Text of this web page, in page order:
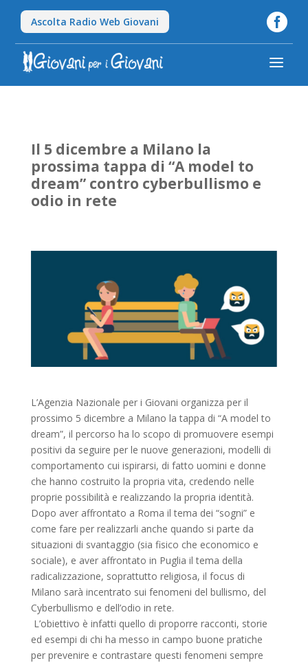
Ascolta Radio Web Giovani 
a
Il 5 dicembre a Milano la
prossima tappa di “A model to
dream” contro cyberbullismo e
odio in rete
L’Agenzia Nazionale per i Giovani organizza per il
prossimo 5 dicembre a Milano la tappa di “A model to
dream”, il percorso ha lo scopo di promuovere esempi
positivi da seguire per le nuove generazioni, modelli di
comportamento cui ispirarsi, di fatto uomini e donne
che hanno costruito la propria vita, credendo nelle
proprie possibilità e realizzando la propria identità.
Dopo aver affrontato a Roma il tema dei “sogni” e
come fare per realizzarli anche quando si parte da
situazioni di svantaggio (sia fisico che economico e
sociale), e aver affrontato in Puglia il tema della
radicalizzazione, soprattutto religiosa, il focus di
Milano sarà incentrato sui fenomeni del bullismo, del
Cyberbullismo e dell’odio in rete.
L’obiettivo è infatti quello di proporre racconti, storie
ed esempi di chi ha messo in campo buone pratiche
per prevenire e contrastare questi fenomeni sempre